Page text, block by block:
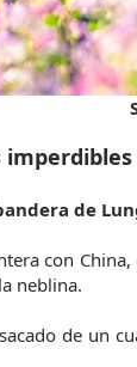
de
con
neblina.
de un